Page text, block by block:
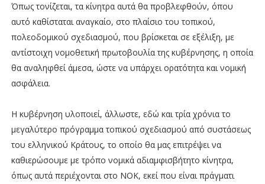
Όπως τονίζεται, τα κίνητρα αυτά θα προβλεφθούν, όπου
αυτό καθίσταται αναγκαίο, στο πλαίσιο του τοπικού,
πολεοδομικού σχεδιασμού, που βρίσκεται σε εξέλιξη, με
αντίστοιχη νομοθετική πρωτοβουλία της κυβέρνησης, η οποία
θα αναληφθεί άμεσα, ώστε να υπάρχει ορατότητα και νομική
ασφάλεια.
Η κυβέρνηση υλοποιεί, άλλωστε, εδώ και τρία χρόνια το
μεγαλύτερο πρόγραμμα τοπικού σχεδιασμού από συστάσεως
του ελληνικού Κράτους, το οποίο θα μας επιτρέψει να
καθιερώσουμε με τρόπο νομικά αδιαμφισβήτητο κίνητρα,
όπως αυτά περιέχονται στο ΝΟΚ, εκεί που είναι πράγματι